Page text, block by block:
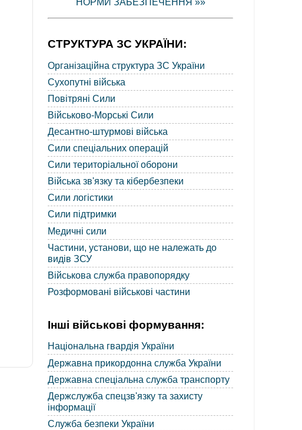
СТРУКТУРА ЗС УКРАЇНИ:
Організаційна структура ЗС України
Сухопутні війська
Повітряні Сили
Військово-Морські Сили
Десантно-штурмові війська
Сили спеціальних операцій
Сили територіальної оборони
Війська зв'язку та кібербезпеки
Сили логістики
Сили підтримки
Медичні сили
Частини, установи, що не належать до
видів ЗСУ
Військова служба правопорядку
Розформовані військові частини
Інші військові формування:
Національна гвардія України
Державна прикордонна служба України
Державна спеціальна служба транспорту
Держслужба спецзв'язку та захисту
інформації
Служба безпеки України